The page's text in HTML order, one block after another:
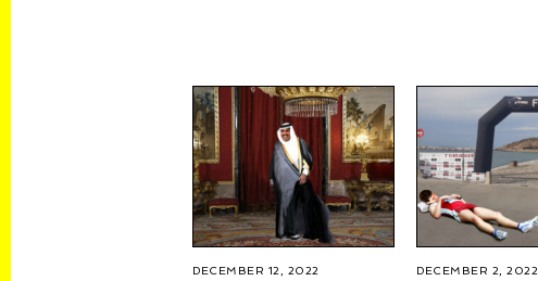
DECEMBER 12, 2022 DECEMBER 2, 2022